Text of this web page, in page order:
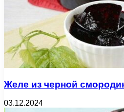
Желе из черной
03.12.2024